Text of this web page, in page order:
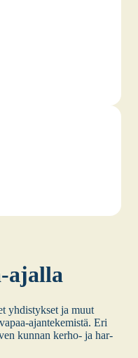
ajal­la
yhdis­tyk­set ja muut
ajan­te­ke­mis­tä. Eri
kun­nan ker­ho- ja har­